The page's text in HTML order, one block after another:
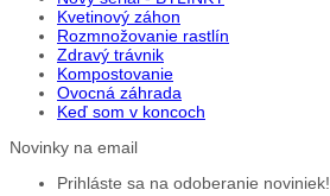
Kvetinový záhon
Rozmnožovanie rastlín
Zdravý trávnik
Kompostovanie
Ovocná záhrada
Keď som v koncoch
Novinky na email
Prihláste sa na odoberanie noviniek!